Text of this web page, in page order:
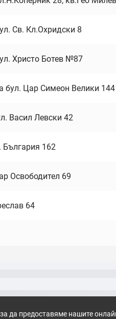
Св. Кл.Охридски 8
Христо Ботев №87
бул. Цар Симеон Велики 144
Васил Левски 42
България 162
Освободител 69
64
да предоставяме нашите